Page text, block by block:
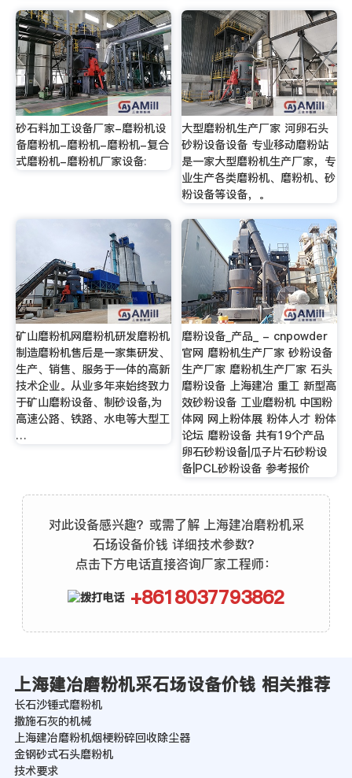
砂石料加工设备厂家-磨粉机设
备磨粉机-磨粉机-磨粉机-复合
式磨粉机-磨粉机厂家设备:
大型磨粉机生产厂家 河卵石头
砂粉设备设备 专业移动磨粉站
是一家大型磨粉机生产厂家，专
业生产各类磨粉机、磨粉机、砂
粉设备等设备，。
矿山磨粉机网磨粉机研发磨粉机
制造磨粉机售后是一家集研发、
生产、销售、服务于一体的高新
技术企业。从业多年来始终致力
于矿山磨粉设备、制砂设备,为
高速公路、铁路、水电等大型工
…
磨粉设备_产品_ - cnpowder
官网 磨粉机生产厂家 砂粉设备
生产厂家 磨粉机生产厂家 石头
磨粉设备 上海建冶 重工 新型高
效砂粉设备 工业磨粉机 中国粉
体网 网上粉体展 粉体人才 粉体
论坛 磨粉设备 共有19个产品
卵石砂粉设备|瓜子片石砂粉设
备|PCL砂粉设备 参考报价
对此设备感兴趣？或需了解 上海建冶磨粉机采
石场设备价钱 详细技术参数？
点击下方电话直接咨询厂家工程师：
+8618037793862
上海建冶磨粉机采石场设备价钱 相关推荐
长石沙锤式磨粉机
撒施石灰的机械
上海建冶磨粉机烟梗粉碎回收除尘器
金钢砂式石头磨粉机
技术要求